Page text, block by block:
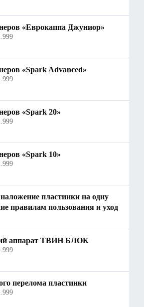
«Еврокаппа Джуниор»
«Spark Advanced»
«Spark 20»
«Spark 10»
пластинки на одну
правилам пользования и уход
аппарат ТВИН БЛОК
перелома пластинки